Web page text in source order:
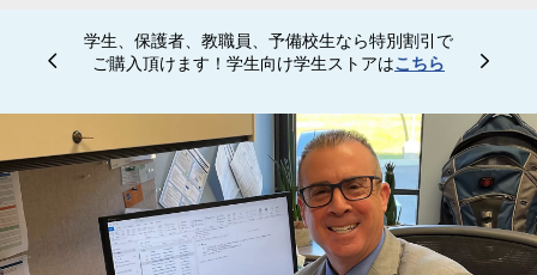
ッ
す
る
学生、保護者、教職員、予備校生なら特別割引で
ご購入頂けます！学生向け学生ストアはこちら
Currently displaying item 4 of